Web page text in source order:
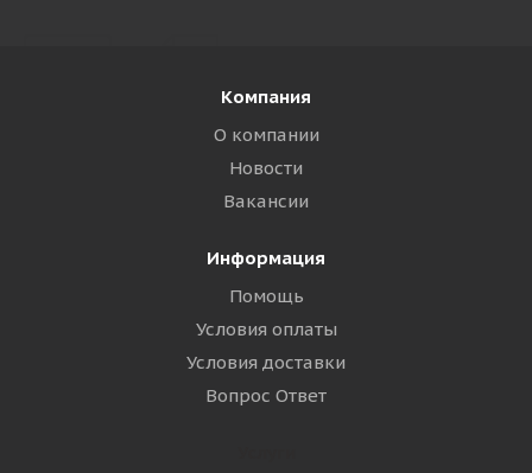
Компания
О компании
Новости
Вакансии
Информация
Помощь
Условия оплаты
Условия доставки
Вопрос Ответ